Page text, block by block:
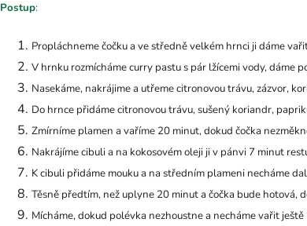
Postup:
Propláchneme čočku a ve středně velkém hrnci ji dáme
V hrnku rozmícháme curry pastu s pár lžícemi vody, dáme
Nasekáme, nakrájime a utřeme citronovou trávu, zázvor,
Do hrnce přidáme citronovou trávu, sušený koriandr,
Zmírníme plamen a vaříme 20 minut, dokud čočka
Nakrájíme cibuli a na kokosovém oleji ji v pánvi 7 minut
K cibuli přidáme mouku a na středním plameni necháme
Těsně předtím, než uplyne 20 minut a čočka bude hotová,
Mícháme, dokud polévka nezhoustne a necháme vařit